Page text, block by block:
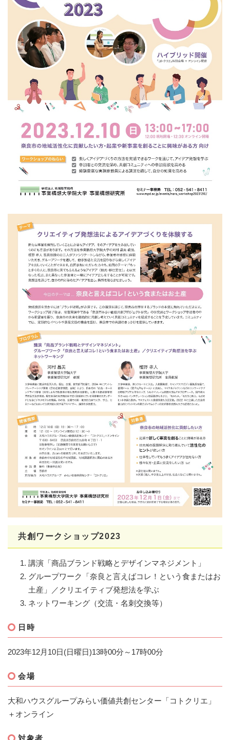
共創ワークショップ2023
講演「商品ブランド戦略とデザインマネジメント」
グループワーク「奈良と言えばコレ！という食またはお
土産」／クリエイティブ発想法を学ぶ
ネットワーキング（交流・名刺交換等）
日時
2023年12月10日(日曜日)13時00分～17時00分
会場
大和ハウスグループみらい価値共創センター「コトクリエ」
＋オンライン